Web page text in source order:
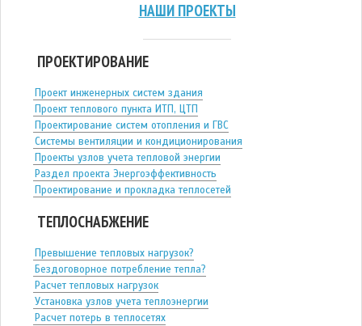
НАШИ ПРОЕКТЫ
ПРОЕКТИРОВАНИЕ
Проект инженерных систем здания
Проект теплового пункта ИТП, ЦТП
Проектирование систем отопления и ГВС
Системы вентиляции и кондиционирования
Проекты узлов учета тепловой энергии
Раздел проекта Энергоэффективность
Проектирование и прокладка теплосетей
ТЕПЛОСНАБЖЕНИЕ
Превышение тепловых нагрузок?
Бездоговорное потребление тепла?
Расчет тепловых нагрузок
Установка узлов учета теплоэнергии
Расчет потерь в теплосетях